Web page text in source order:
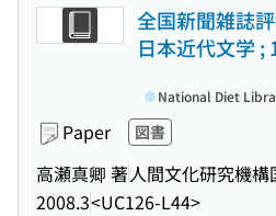
全国新聞雑誌
日本近代文学 ;
Paper 図書
高瀬真卿 著人間文化研究機
2008.3<UC126-L44>
National Diet